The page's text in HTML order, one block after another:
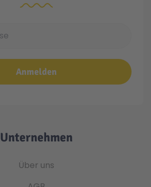
Anmelden
Unternehmen
Über uns